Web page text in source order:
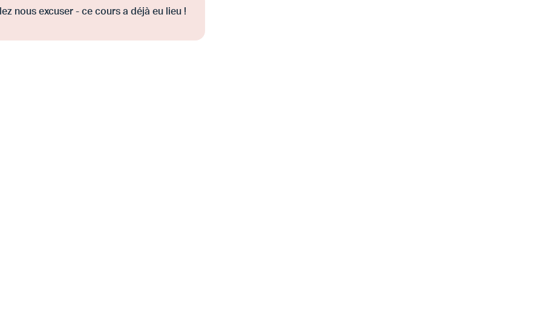
nous excuser - ce cours a déjà eu lieu !